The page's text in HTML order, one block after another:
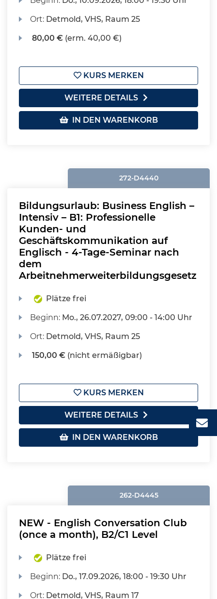
Ort: Detmold, VHS, Raum 25
80,00 € (erm. 40,00 €)
KURS MERKEN
WEITERE DETAILS
IN DEN WARENKORB
272-D4440
Bildungsurlaub: Business English –
Intensiv – B1: Professionelle
Kunden- und
Geschäftskommunikation auf
Englisch - 4-Tage-Seminar nach
dem
Arbeitnehmerweiterbildungsgesetz
Plätze frei
Beginn: Mo., 26.07.2027, 09:00 - 14:00 Uhr
Ort: Detmold, VHS, Raum 25
150,00 € (nicht ermäßigbar)
KURS MERKEN
WEITERE DETAILS
IN DEN WARENKORB
262-D4445
NEW - English Conversation Club
(once a month), B2/C1 Level
Plätze frei
Beginn: Do., 17.09.2026, 18:00 - 19:30 Uhr
Ort: Detmold, VHS, Raum 17